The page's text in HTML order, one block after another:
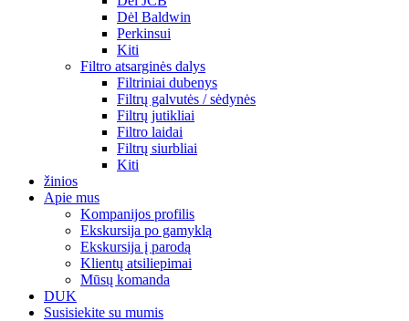
Dėl Baldwin
Perkinsui
Kiti
Filtro atsarginės dalys
Filtriniai dubenys
Filtrų galvutės / sėdynės
Filtrų jutikliai
Filtro laidai
Filtrų siurbliai
Kiti
žinios
Apie mus
Kompanijos profilis
Ekskursija po gamyklą
Ekskursija į parodą
Klientų atsiliepimai
Mūsų komanda
DUK
Susisiekite su mumis